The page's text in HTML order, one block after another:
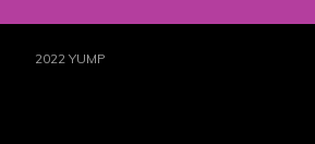
2022 YUMP